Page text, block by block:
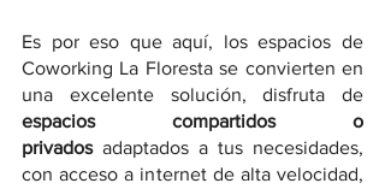
Es por eso que aquí, los espacios de
Coworking La Floresta se convierten en
espacios compartidos o
privados adaptados a tus necesidades,
con acceso a internet de alta velocidad,